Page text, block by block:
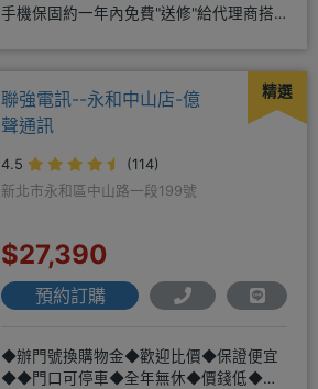
手機保固約一年內免費"送修"給代理商搭
精選
聯強電訊--永和中山店-億
聲通訊
4.5
(114)
新北市永和區中山路一段199號
$27,390
預約訂購
◆辦門號換購物金◆歡迎比價◆保證便宜
◆◆門口可停車◆全年無休◆價錢低◆服